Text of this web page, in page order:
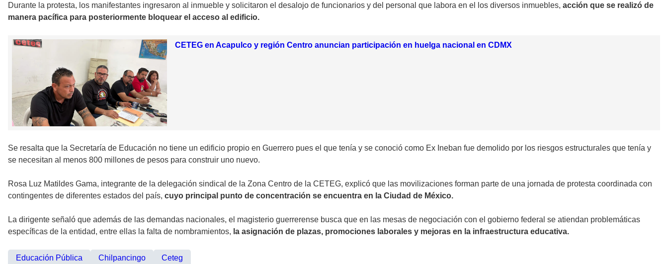
Durante la protesta, los manifestantes ingresaron al inmueble y solicitaron el desalojo de funcionarios y del personal que labora en el los diversos inmuebles, acción que se realizó de
manera pacífica para posteriormente bloquear el acceso al edificio.
CETEG en Acapulco y región Centro anuncian participación en huelga nacional en CDMX
Se resalta que la Secretaría de Educación no tiene un edificio propio en Guerrero pues el que tenía y se conoció como Ex Ineban fue demolido por los riesgos estructurales que tenía y
se necesitan al menos 800 millones de pesos para construir uno nuevo.
Rosa Luz Matildes Gama, integrante de la delegación sindical de la Zona Centro de la CETEG, explicó que las movilizaciones forman parte de una jornada de protesta coordinada con
contingentes de diferentes estados del país, cuyo principal punto de concentración se encuentra en la Ciudad de México.
La dirigente señaló que además de las demandas nacionales, el magisterio guerrerense busca que en las mesas de negociación con el gobierno federal se atiendan problemáticas
específicas de la entidad, entre ellas la falta de nombramientos, la asignación de plazas, promociones laborales y mejoras en la infraestructura educativa.
Educación Pública Chilpancingo Ceteg